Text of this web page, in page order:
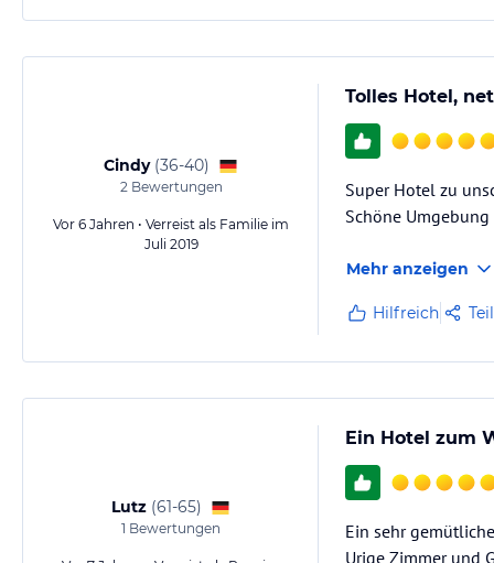
Cindy (36-40)
2Bewertungen
Vor 6 Jahren • Verreist als Familie im
Juli 2019
Tolles Hotel,
Super Hotel zu
Schöne
Mehr anzeigen
Hilfreich
Lutz (61-65)
1 Bewertungen
Ein Hotel zum
Ein sehr
Urige Zimmer und